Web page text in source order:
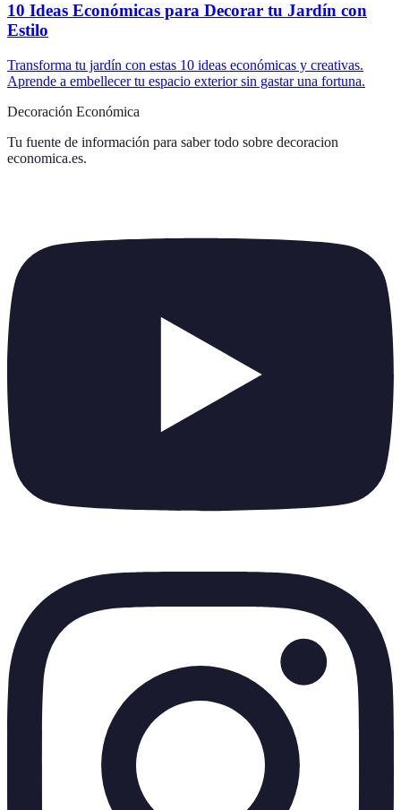
10 Ideas Económicas para Decorar tu Jardín con
Estilo
Transforma tu jardín con estas 10 ideas económicas y creativas.
Aprende a embellecer tu espacio exterior sin gastar una fortuna.
Decoración Económica
Tu fuente de información para saber todo sobre decoracion
economica.es.